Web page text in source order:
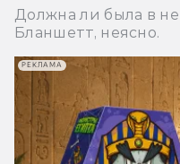
Должна ли была в
Бланшетт, неясно.
РЕКЛАМА